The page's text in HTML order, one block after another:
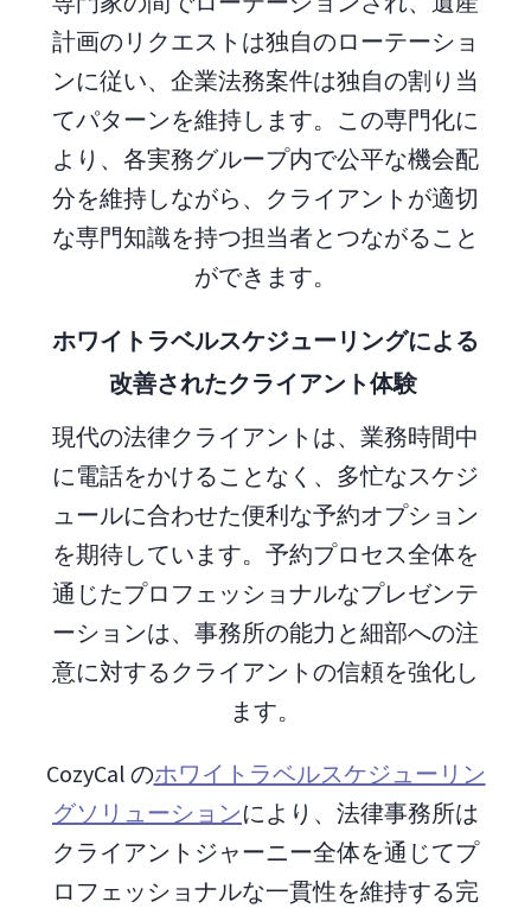
計画のリクエストは独自のローテーショ
ンに従い、企業法務案件は独自の割り当
てパターンを維持します。この専門化に
より、各実務グループ内で公平な機会配
分を維持しながら、クライアントが適切
な専門知識を持つ担当者とつながること
ができます。
ホワイトラベルスケジューリングによる
改善されたクライアント体験
現代の法律クライアントは、業務時間中
に電話をかけることなく、多忙なスケジ
ュールに合わせた便利な予約オプション
を期待しています。予約プロセス全体を
通じたプロフェッショナルなプレゼンテ
ーションは、事務所の能力と細部への注
意に対するクライアントの信頼を強化し
ます。
CozyCal のホワイトラベルスケジューリン
グソリューションにより、法律事務所は
クライアントジャーニー全体を通じてプ
ロフェッショナルな一貫性を維持する完